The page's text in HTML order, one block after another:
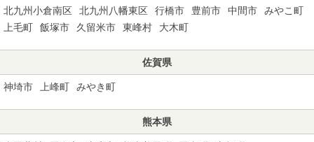
北九州小倉南区 北九州八幡東区 行橋市 豊前市 中間市
みやこ町
上毛町
飯塚市 久留米市 東峰村 大木町
佐賀県
神埼市 上峰町 みやき町
熊本県